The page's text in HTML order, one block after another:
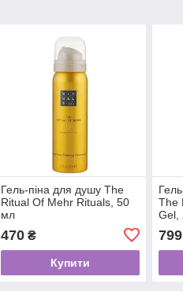
Гель-піна для душу The
Ritual Of Mehr Rituals, 50
мл
470₴
Купити
The
Gel,
799